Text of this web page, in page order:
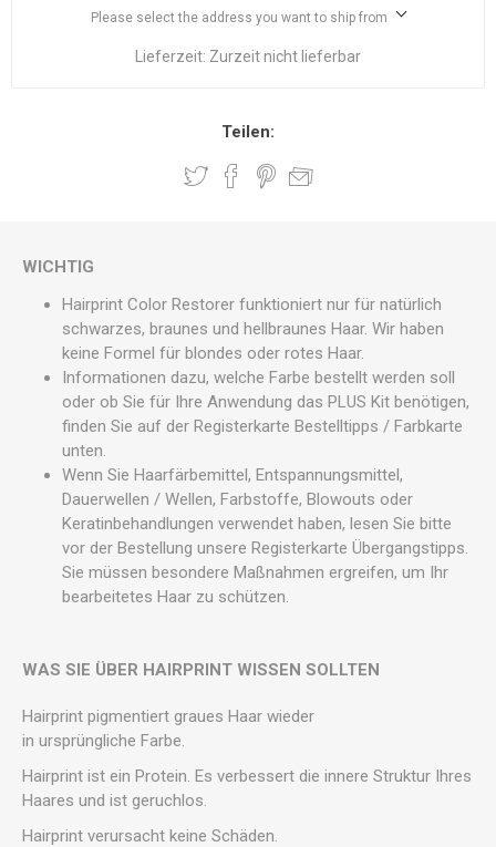
Please select the address you want to ship from
Lieferzeit: Zurzeit nicht lieferbar
Teilen:
WICHTIG
Hairprint Color Restorer funktioniert nur für natürlich
schwarzes, braunes und hellbraunes Haar. Wir haben
keine Formel für blondes oder rotes Haar.
Informationen dazu, welche Farbe bestellt werden soll
oder ob Sie für Ihre Anwendung das PLUS Kit benötigen,
finden Sie auf der Registerkarte Bestelltipps / Farbkarte
unten.
Wenn Sie Haarfärbemittel, Entspannungsmittel,
Dauerwellen / Wellen, Farbstoffe, Blowouts oder
Keratinbehandlungen verwendet haben, lesen Sie bitte
vor der Bestellung unsere Registerkarte Übergangstipps.
Sie müssen besondere Maßnahmen ergreifen, um Ihr
bearbeitetes Haar zu schützen.
WAS SIE ÜBER HAIRPRINT WISSEN SOLLTEN
Hairprint pigmentiert graues Haar wieder
in ursprüngliche Farbe.
Hairprint ist ein Protein. Es verbessert die innere Struktur Ihres
Haares und ist geruchlos.
Hairprint verursacht keine Schäden.